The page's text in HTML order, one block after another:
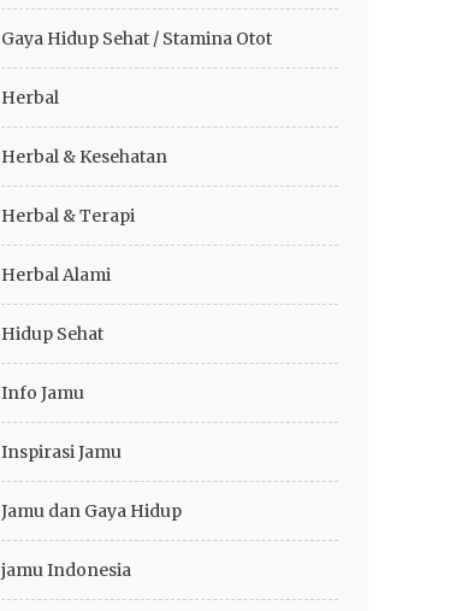
Gaya Hidup Sehat / Stamina Otot
Herbal
Herbal & Kesehatan
Herbal & Terapi
Herbal Alami
Hidup Sehat
Info Jamu
Inspirasi Jamu
Jamu dan Gaya Hidup
jamu Indonesia